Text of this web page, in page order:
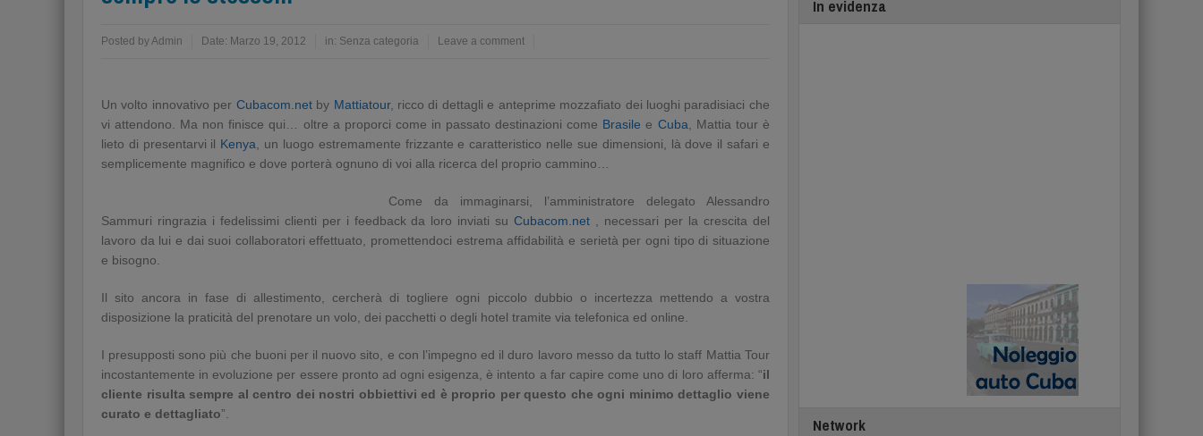
Posted byAdmin Date: Marzo 19, 2012 in: Senza categoria Leave a comment
Un volto innovativo per Cubacom.netby Mattiatour, ricco di dettagli e anteprime mozzafiato dei luoghi paradisiaci che
vi attendono. Ma non finisce qui… oltre a proporci come in passato destinazioni come Brasile e Cuba , Mattia tour è
lieto di presentarvi il Kenya , un luogo estremamente frizzante e caratteristico nelle sue dimensioni, là dove il safari e
semplicemente magnifico e dove porterà ognuno di voi alla ricerca del proprio cammino…
Come da immaginarsi, l’amministratore delegato Alessandro
Sammuri ringrazia i fedelissimi clienti per i feedback da loro inviati suCubacom.net , necessari per la crescita del
lavoro da lui e dai suoi collaboratori effettuato, promettendoci estrema affidabilità e serietà per ogni tipo di situazione
e bisogno.
Il sito ancora in fase di allestimento, cercherà di togliere ogni piccolo dubbio o incertezza mettendo a vostra
disposizione la praticità del prenotare un volo, dei pacchetti o degli hotel tramite via telefonica ed online.
I presupposti sono più che buoni per il nuovo sito, e con l’impegno ed il duro lavoro messo da tutto lo staff Mattia Tour
incostantemente in evoluzione per essere pronto ad ogni esigenza, è intento a far capire come uno di loro afferma: “il
cliente risulta sempre al centro dei nostri obbiettivi ed è proprio per questo che ogni minimo dettaglio viene
curato e dettagliato”.
In evidenza
Network